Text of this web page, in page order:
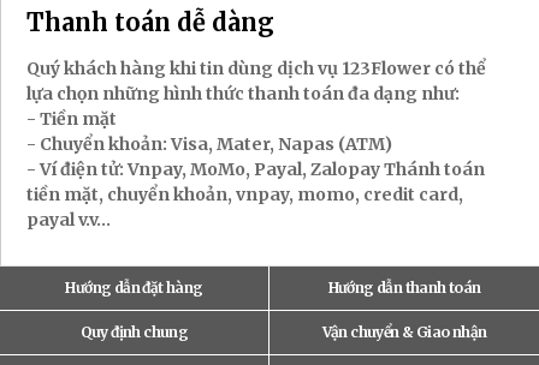
Thanh toán dễ dàng
Quý khách hàng khi tin dùng dịch vụ 123Flower có thể
lựa chọn những hình thức thanh toán đa dạng như:
- Tiền mặt
- Chuyển khoản: Visa, Mater, Napas (ATM)
- Ví điện tử: Vnpay, MoMo, Payal, Zalopay Thánh toán
tiền mặt, chuyển khoản, vnpay, momo, credit card,
payal v.v...
Hướng dẫn đặt hàng Hướng dẫn thanh toán
Quy định chung Vận chuyển & Giao nhận